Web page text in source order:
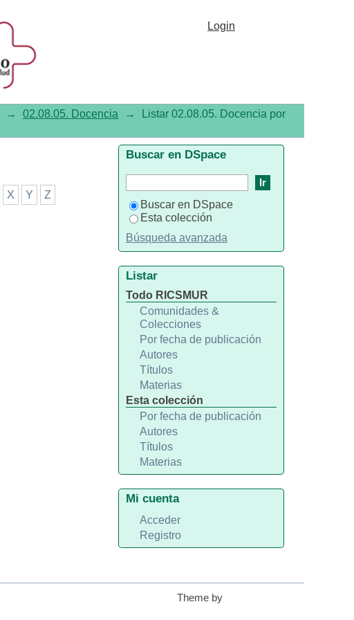
Login
→ 02.08.05. Docencia →
Listar 02.08.05. Docencia por
X Y Z
Buscar en DSpace
Buscar en DSpace
Esta colección
Búsqueda avanzada
Listar
Todo RICSMUR
Comunidades &
Colecciones
Por fecha de publicación
Autores
Títulos
Materias
Esta colección
Por fecha de publicación
Autores
Títulos
Materias
Mi cuenta
Acceder
Registro
Theme by